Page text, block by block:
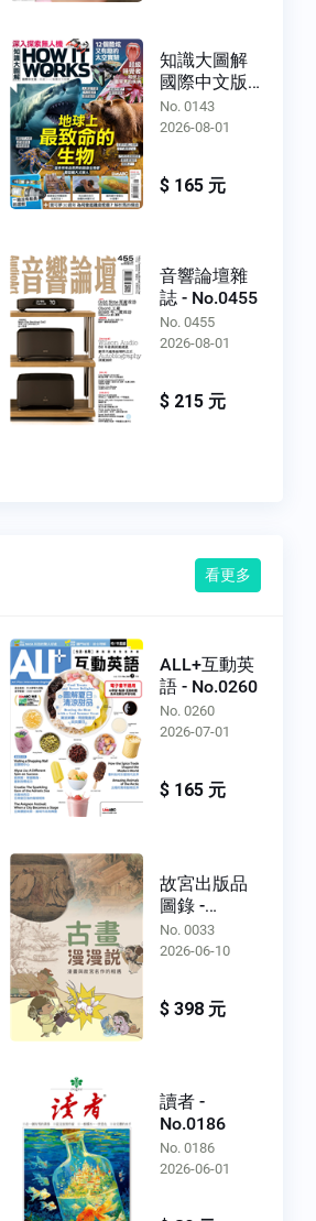
知識大圖解
國際中文版 -
No.0143
No. 0143
2026-08-01
$ 165 元
音響論壇雜
誌 - No.0455
No. 0455
2026-08-01
$ 215 元
看更多
ALL+互動英
語 - No.0260
No. 0260
2026-07-01
$ 165 元
故宮出版品
圖錄 -
No.0033
No. 0033
2026-06-10
$ 398 元
讀者 -
No.0186
No. 0186
2026-06-01